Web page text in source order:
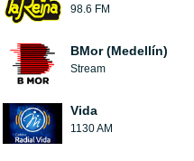
98.6 FM
BMor (Medellín)
Stream
Vida
1130 AM